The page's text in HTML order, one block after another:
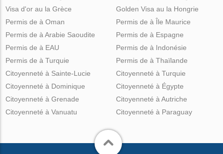
Visa d'or au la Grèce
Golden Visa au la Hongrie
Permis de à Oman
Permis de à Arabie Saoudite
Permis de à EAU
Permis de à Turquie
Permis de à Île Maurice
Permis de à Espagne
Permis de à Indonésie
Permis de à Thaïlande
Citoyenneté à Sainte-Lucie
Citoyenneté à Dominique
Citoyenneté à Grenade
Citoyenneté à Vanuatu
Citoyenneté à Turquie
Citoyenneté à Égypte
Citoyenneté à Autriche
Citoyenneté à Paraguay